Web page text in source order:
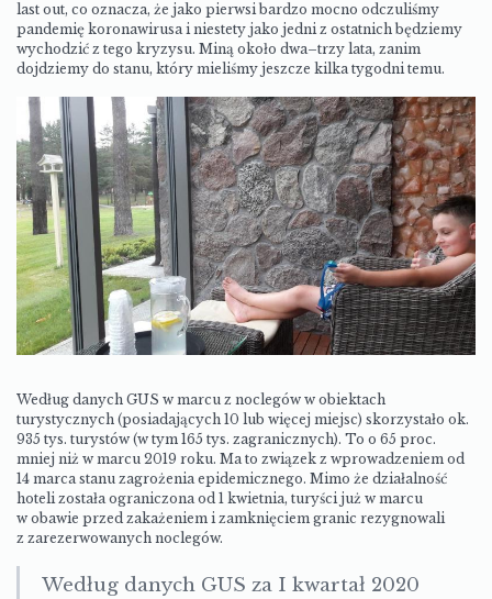
last out, co oznacza, że jako pierwsi bardzo mocno odczuliśmy
pandemię koronawirusa i niestety jako jedni z ostatnich będziemy
wychodzić z tego kryzysu. Miną około dwa–trzy lata, zanim
dojdziemy do stanu, który mieliśmy jeszcze kilka tygodni temu.
Według danych GUS w marcu z noclegów w obiektach
turystycznych (posiadających 10 lub więcej miejsc) skorzystało ok.
935 tys. turystów (w tym 165 tys. zagranicznych). To o 65 proc.
mniej niż w marcu 2019 roku. Ma to związek z wprowadzeniem od
14 marca stanu zagrożenia epidemicznego. Mimo że działalność
hoteli została ograniczona od 1 kwietnia, turyści już w marcu
w obawie przed zakażeniem i zamknięciem granic rezygnowali
z zarezerwowanych noclegów.
Według danych GUS za I kwartał 2020